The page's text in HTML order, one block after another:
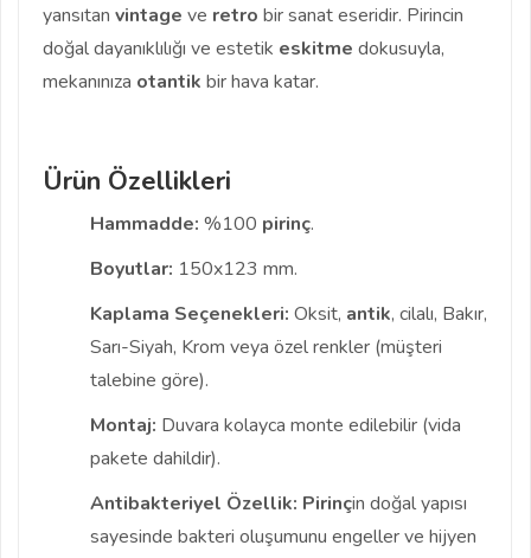
yansıtan vintage ve retro bir sanat eseridir. Pirincin
doğal dayanıklılığı ve estetik eskitme dokusuyla,
mekanınıza otantik bir hava katar.
Ürün Özellikleri
Hammadde: %100 pirinç.
Boyutlar: 150x123 mm.
Kaplama Seçenekleri: Oksit, antik, cilalı, Bakır,
Sarı-Siyah, Krom veya özel renkler (müşteri
talebine göre).
Montaj: Duvara kolayca monte edilebilir (vida
pakete dahildir).
Antibakteriyel Özellik: Pirinçin doğal yapısı
sayesinde bakteri oluşumunu engeller ve hijyen